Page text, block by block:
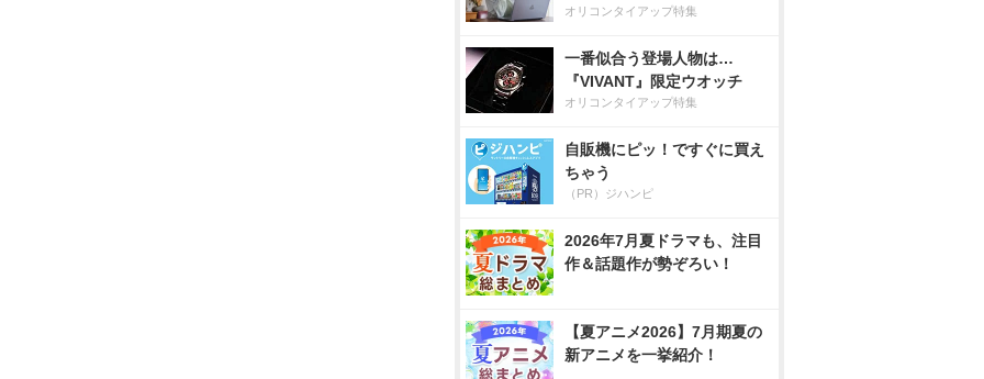
オリコンタイアップ特集
一番似合う登場人物は…
『VIVANT』限定ウオッチ
オリコンタイアップ特集
自販機にピッ！ですぐに買え
ちゃう
（PR）ジハンピ
2026年7月夏ドラマも、注目
作＆話題作が勢ぞろい！
【夏アニメ2026】7月期夏の
新アニメを一挙紹介！